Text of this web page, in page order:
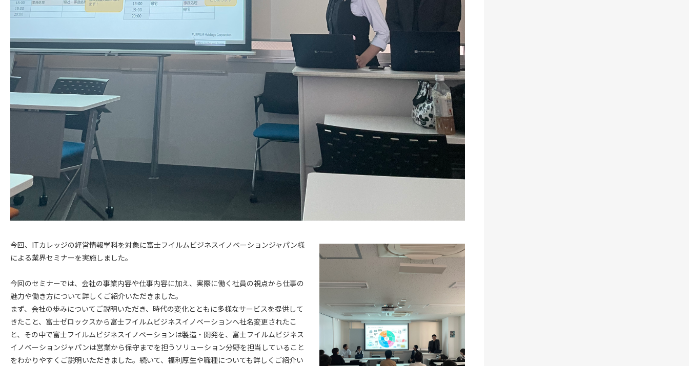
今回、ITカレッジの経営情報学科を対象に富士フイルムビジネスイノベーションジャパン様
による業界セミナーを実施しました。
今回のセミナーでは、会社の事業内容や仕事内容に加え、実際に働く社員の視点から仕事の
魅力や働き方について詳しくご紹介いただきました。
まず、会社の歩みについてご説明いただき、時代の変化とともに多様なサービスを提供して
きたこと、富士ゼロックスから富士フイルムビジネスイノベーションへ社名変更されたこ
と、その中で富士フイルムビジネスイノベーションは製造・開発を、富士フイルムビジネス
イノベーションジャパンは営業から保守までを担うソリューション分野を担当していること
をわかりやすくご説明いただきました。続いて、福利厚生や職種についても詳しくご紹介い